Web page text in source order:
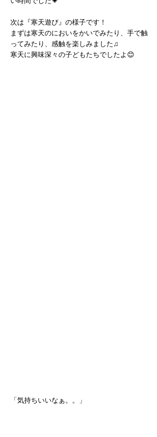
次は『寒天遊び』の様子です！
まずは寒天のにおいをかいでみたり、手で触
ってみたり、感触を楽しみました♫
寒天に興味深々の子どもたちでしたよ😊
「気持ちいいなぁ。。」